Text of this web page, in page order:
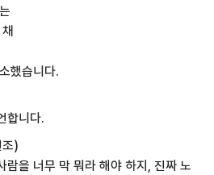
했습니다.
합니다.
)
람을 너무 막 뭐라 해야 하지, 진짜 노